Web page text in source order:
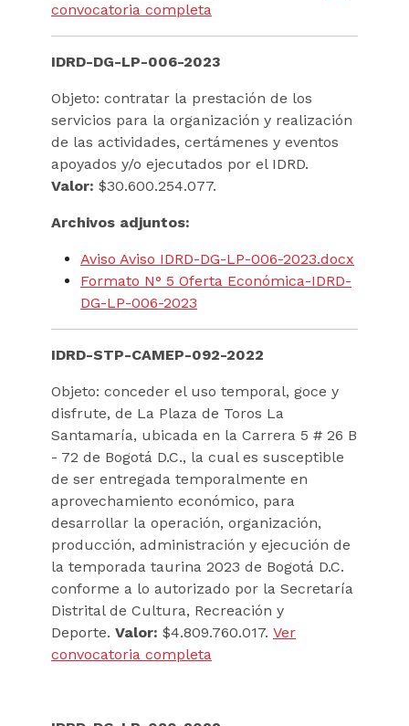
convocatoria completa
IDRD-DG-LP-006-2023
Objeto: contratar la prestación de los
servicios para la organización y realización
de las actividades, certámenes y eventos
apoyados y/o ejecutados por el IDRD.
Valor: $30.600.254.077.
Archivos adjuntos:
Aviso Aviso IDRD-DG-LP-006-2023.docx
Formato N° 5 Oferta Económica-IDRD-
DG-LP-006-2023
IDRD-STP-CAMEP-092-2022
Objeto: conceder el uso temporal, goce y
disfrute, de La Plaza de Toros La
Santamaría, ubicada en la Carrera 5 # 26 B
- 72 de Bogotá D.C., la cual es susceptible
de ser entregada temporalmente en
aprovechamiento económico, para
desarrollar la operación, organización,
producción, administración y ejecución de
la temporada taurina 2023 de Bogotá D.C.
conforme a lo autorizado por la Secretaría
Distrital de Cultura, Recreación y
Deporte. Valor: $4.809.760.017. Ver
convocatoria completa